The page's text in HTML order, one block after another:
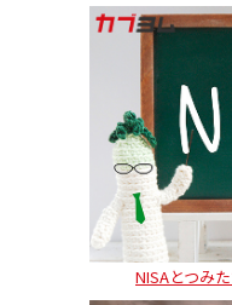
NISAとつみ